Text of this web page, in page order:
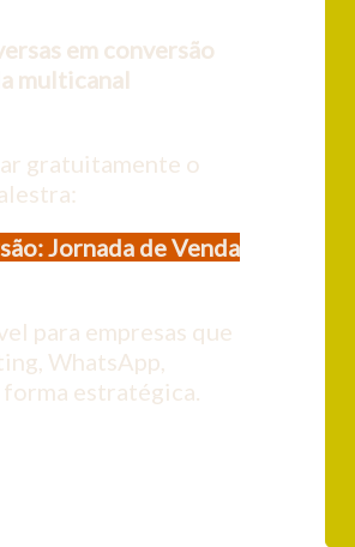
em conversão
multicanal
gratuitamente o
Jornada de Venda
para empresas que
WhatsApp,
estratégica.